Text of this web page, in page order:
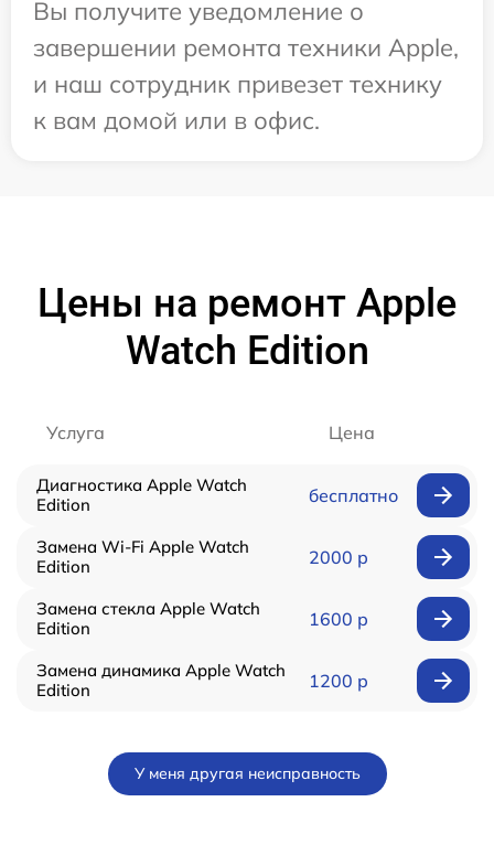
Вы получите уведомление о
завершении ремонта техники Apple,
и наш сотрудник привезет технику
к вам домой или в офис.
Цены на ремонт Apple
Watch Edition
Услуга Цена
Диагностика Apple Watch
Edition
бесплатно
Замена Wi-Fi Apple Watch
Edition
2000 р
Замена стекла Apple Watch
Edition
1600 р
Замена динамика Apple Watch
Edition
1200 р
У меня другая неисправность